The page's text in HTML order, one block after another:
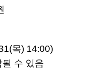
목) 14:00)
수 있음